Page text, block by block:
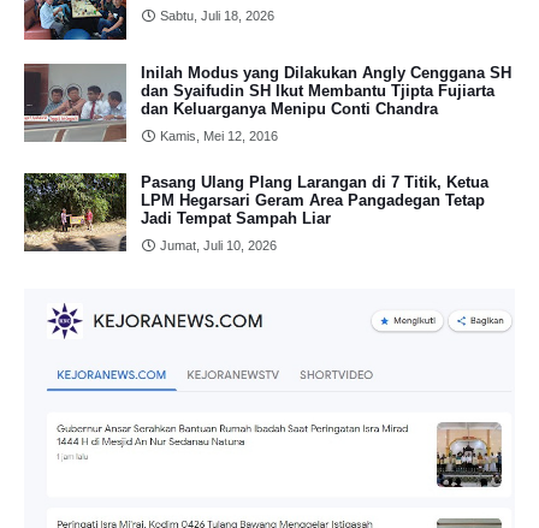
Sabtu, Juli 18, 2026
Inilah Modus yang Dilakukan Angly Cenggana SH
dan Syaifudin SH Ikut Membantu Tjipta Fujiarta
dan Keluarganya Menipu Conti Chandra
Kamis, Mei 12, 2016
Pasang Ulang Plang Larangan di 7 Titik, Ketua
LPM Hegarsari Geram Area Pangadegan Tetap
Jadi Tempat Sampah Liar
Jumat, Juli 10, 2026